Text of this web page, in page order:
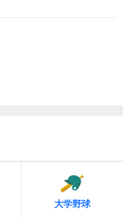
大学野球